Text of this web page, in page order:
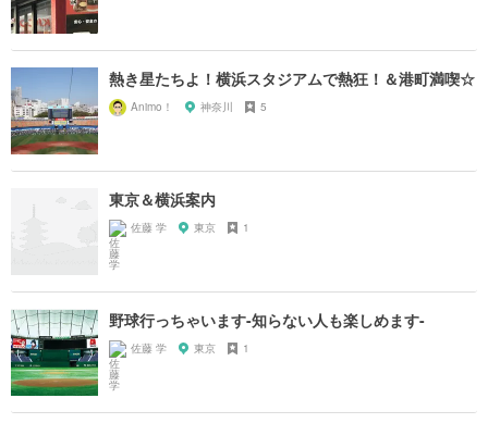
熱き星たちよ！横浜スタジアムで熱狂！＆港町満喫☆
Animo！ 神奈川 5
東京＆横浜案内
佐藤 学 東京 1
野球行っちゃいます-知らない人も楽しめます-
佐藤 学 東京 1